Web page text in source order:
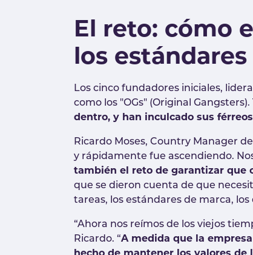
El reto: cómo
los
Los cinco fundadores iniciales,
como los "OGs" (Original Gangsters).
dentro, y han inculcado sus
Ricardo Moses, Country Manager
y rápidamente fue ascendiendo.
también el reto de garantizar que
que se dieron cuenta de que
tareas, los estándares de marca,
“Ahora nos reímos de los viejos
Ricardo. “A medida que la